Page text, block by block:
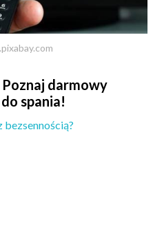
Poznaj darmowy
spania!
bezsennością?